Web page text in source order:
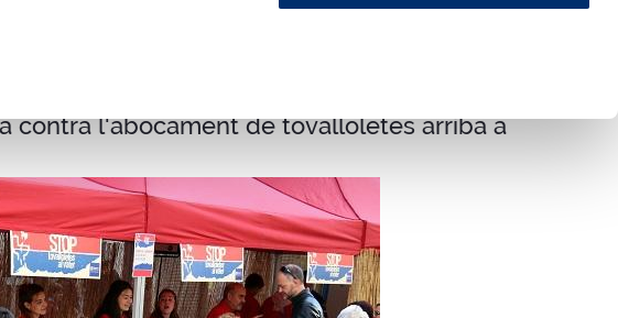
contra l'abocament de tovalloletes arriba a